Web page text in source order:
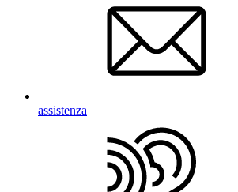
assistenza